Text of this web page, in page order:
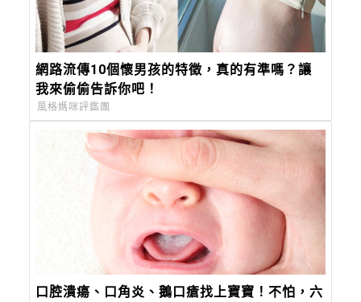
網路流傳10個懷男孩的特徵，真的有準嗎？讓
我來偷偷告訴你吧！
風格媽咪評鑑團
口腔潰瘍、口角炎、鵝口瘡找上寶寶！不怕，六